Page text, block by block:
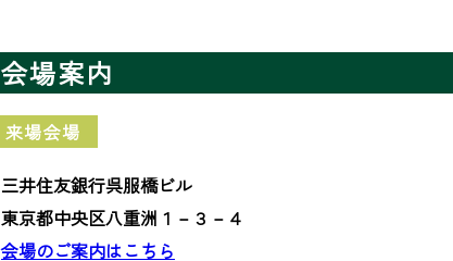
会場案内
来場会場
三井住友銀行呉服橋ビル
東京都中央区八重洲１－３－４
会場のご案内はこちら